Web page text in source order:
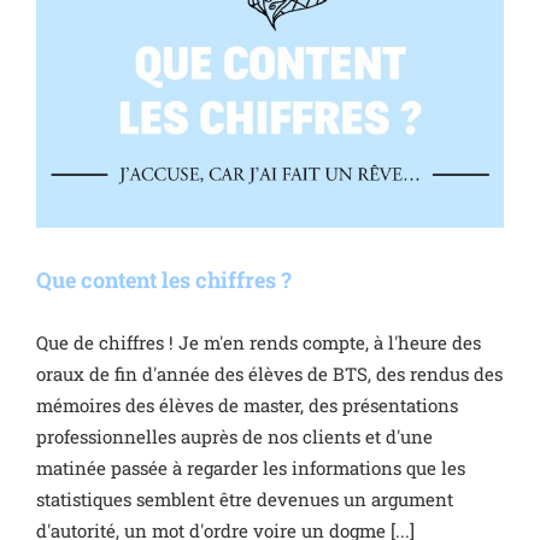
Que content les chiffres ?
Que de chiffres ! Je m'en rends compte, à l'heure des
oraux de fin d'année des élèves de BTS, des rendus des
mémoires des élèves de master, des présentations
professionnelles auprès de nos clients et d'une
matinée passée à regarder les informations que les
statistiques semblent être devenues un argument
d'autorité, un mot d'ordre voire un dogme [...]